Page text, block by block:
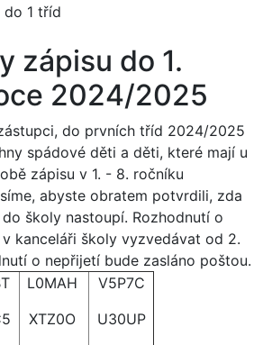
do 1 tříd
zápisu do 1.
2024/2025
do prvních tříd 2024/2025
spádové děti a děti, které mají u
zápisu v 1. - 8. ročníku
abyste obratem potvrdili, zda
školy nastoupí. Rozhodnutí o
kanceláři školy vyzvedávat od 2.
o nepřijetí bude zasláno poštou.
L0MAH
XTZ0O
V5P7C
U30UP